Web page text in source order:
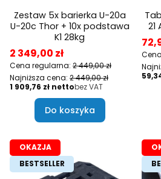
Zestaw 5x barierka U-20a
U-20c Thor + 10x podstawa
K1 28kg
Cena promocyjna
2 349,00 zł
Cena regularna: 2 449,00 zł
Najniższa cena: 2 449,00 zł
Cena
1 909,76 zł bez VAT
Do koszyka
21
Cena
OKAZJA
BESTSELLER